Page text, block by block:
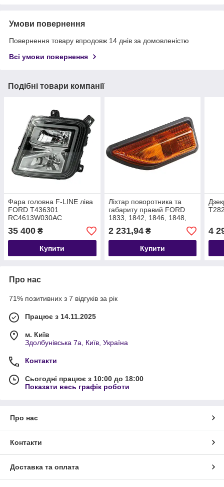
Умови повернення
Повернення товару впродовж 14 днів за домовленістю
Всі умови повернення
Подібні товари компанії
Фара головна F-LINE ліва
FORD T436301
RC4613W030AC
35 400 ₴
Купити
Ліхтар поворотника та
габариту правий FORD
1833, 1842, 1846, 1848,
2533, 2633, F-LINE
T213202 DC4613B376AC
2 231,94₴
Купити
4
Про нас
71% позитивних з 7 відгуків за рік
Працює з 14.11.2025
м. Київ
Здолбунівська 7а, Київ, Україна
Контакти
Сьогодні працює з 10:00 до 18:00
Показати весь графік роботи
Про нас
Контакти
Доставка та оплата